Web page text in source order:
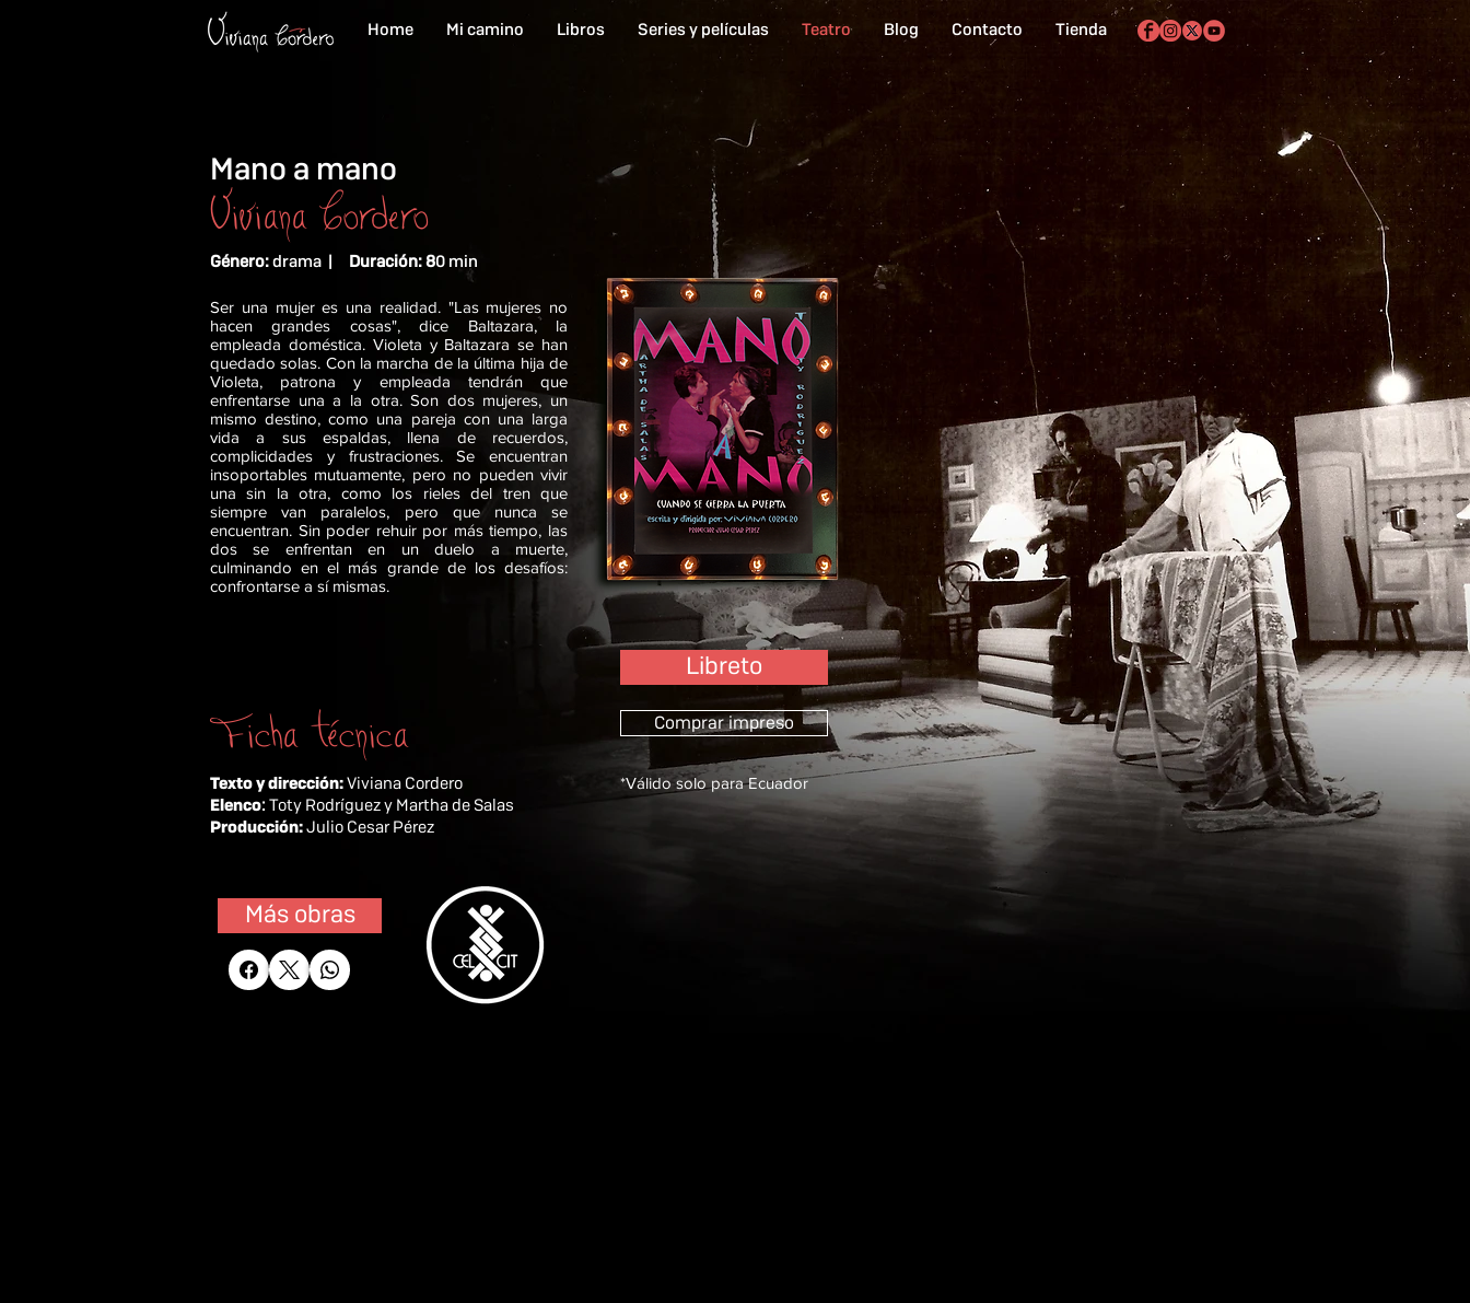
Home Mi camino Libros Series y películas Teatro Blog Contacto Tienda
Mano a mano
Viviana Cordero
Género: drama | Duración: 80 min
Ser una mujer es una realidad. "Las mujeres no
hacen grandes cosas", dice Baltazara, la
empleada doméstica. Violeta y Baltazara se han
quedado solas. Con la marcha de la última hija de
Violeta, patrona y empleada tendrán que
enfrentarse una a la otra. Son dos mujeres, un
mismo destino, como una pareja con una larga
vida a sus espaldas, llena de recuerdos,
complicidades y frustraciones. Se encuentran
insoportables mutuamente, pero no pueden vivir
una sin la otra, como los rieles del tren que
siempre van paralelos, pero que nunca se
encuentran. Sin poder rehuir por más tiempo, las
dos se enfrentan en un duelo a muerte,
culminando en el más grande de los desafíos:
confrontarse a sí mismas.
Libreto
Ficha técnica Comprar impreso
Texto y dirección: Viviana Cordero
Elenco: Toty Rodríguez y Martha de Salas
Producción: Julio Cesar Pérez
*Válido solo para Ecuador
Más obras